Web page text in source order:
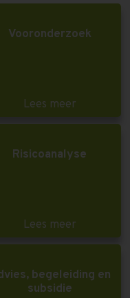
Vooronderzoek
Lees meer
Risicoanalyse
Lees meer
begeleiding en
subsidie